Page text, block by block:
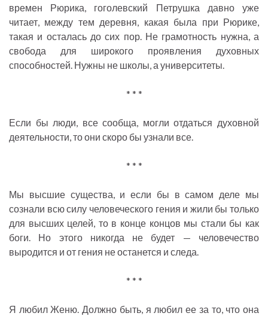
времен Рюрика, гоголевский Петрушка давно уже
читает, между тем деревня, какая была при Рюрике,
такая и осталась до сих пор. Не грамотность нужна, а
свобода для широкого проявления духовных
способностей. Нужны не школы, а университеты.
* * *
Если бы люди, все сообща, могли отдаться духовной
деятельности, то они скоро бы узнали все.
* * *
Мы высшие существа, и если бы в самом деле мы
сознали всю силу человеческого гения и жили бы только
для высших целей, то в конце концов мы стали бы как
боги. Но этого никогда не будет — человечество
выродится и от гения не останется и следа.
* * *
Я любил Женю. Должно быть, я любил ее за то, что она